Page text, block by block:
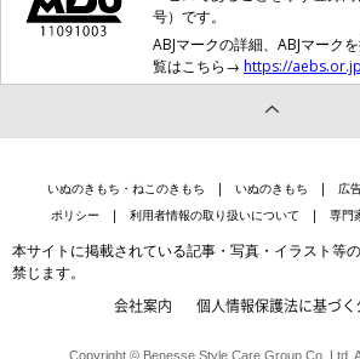
号）です。
ABJマークの詳細、ABJマーク
覧はこちら→ https://
いぬのきもち・ねこのきもち いぬのきもち 広
ポリシー
利用者情報の取り扱いについて 専門
本サイトに掲載されている記事・写真・イラスト等
禁じます。
会社案内 個人情報保護法に基づ
Copyright © Benesse Style Care Group Co.,Ltd.